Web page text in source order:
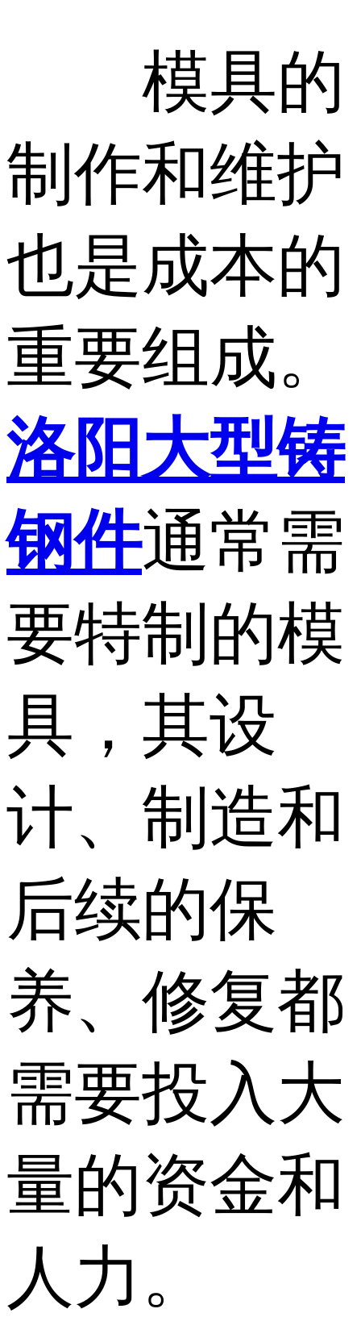
模具的
制作和维护
也是成本的
重要组成。
洛阳大型铸
钢件通常需
要特制的模
具，其设
计、制造和
后续的保
养、修复都
需要投入大
量的资金和
人力。